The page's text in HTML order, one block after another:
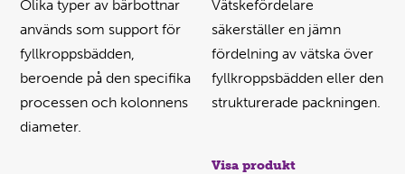
Olika typer av bärbottnar
används som support för
fyllkroppsbädden,
beroende på den specifika
processen och kolonnens
diameter.
Vätskefördelare
säkerställer en jämn
fördelning av vätska över
fyllkroppsbädden eller den
strukturerade packningen.
Visa produkt